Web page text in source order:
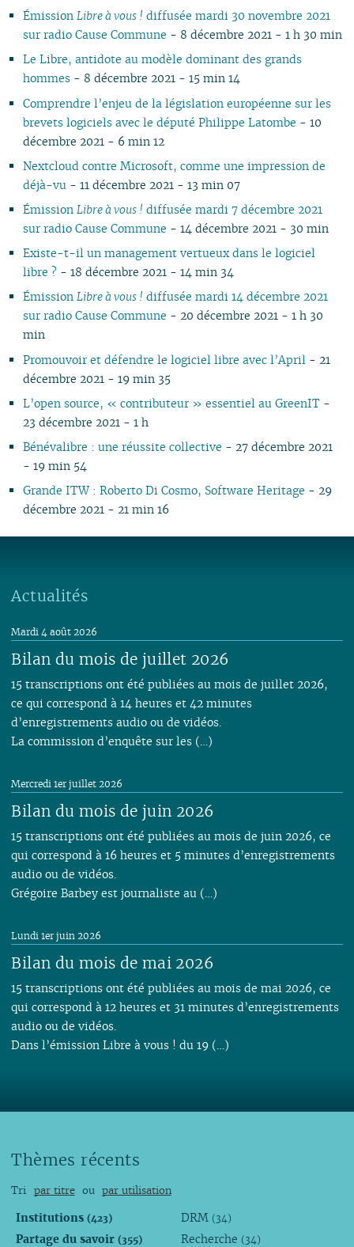
04
03
02
01
08
07
06
05
03
02
01
08
07
06
05
03
02
01
08
07
06
05
03
02
01
08
07
06
05
03
02
09
08
07
06
04
03
01
09
08
07
04
03
01
09
08
07
04
03
01
09
08
04
03
01
10
09
08
07
05
04
03
02
01
10
09
08
07
05
04
03
02
10
09
08
07
04
03
02
09
08
04
02
09
08
07
06
03
01
10
09
08
07
05
04
10
09
08
05
04
02
10
06
Émission Libre à vous ! diffusée mardi 30 novembre 2021
sur radio Cause Commune - 8 décembre 2021 - 1 h 30 min
Le Libre, antidote au modèle dominant des grands
hommes - 8 décembre 2021 - 15 min 14
Comprendre l’enjeu de la législation européenne sur les
brevets logiciels avec le député Philippe Latombe - 10
décembre 2021 - 6 min 12
Nextcloud contre Microsoft, comme une impression de
déjà-vu - 11 décembre 2021 - 13 min 07
Émission Libre à vous ! diffusée mardi 7 décembre 2021
sur radio Cause Commune - 14 décembre 2021 - 30 min
Existe-t-il un management vertueux dans le logiciel
libre ? - 18 décembre 2021 - 14 min 34
Émission Libre à vous ! diffusée mardi 14 décembre 2021
sur radio Cause Commune - 20 décembre 2021 - 1 h 30
min
Promouvoir et défendre le logiciel libre avec l’April - 21
décembre 2021 - 19 min 35
L’open source, « contributeur » essentiel au GreenIT -
23 décembre 2021 - 1 h
Bénévalibre : une réussite collective - 27 décembre 2021
- 19 min 54
Grande ITW : Roberto Di Cosmo, Software Heritage - 29
décembre 2021 - 21 min 16
Actualités
Bilan du mois de juillet 2026
Mardi 4 août 2026
15 transcriptions ont été publiées au mois de juillet 2026,
ce qui correspond à 14 heures et 42 minutes
d’enregistrements audio ou de vidéos.
La commission d’enquête sur les (…)
Bilan du mois de juin 2026
Mercredi 1er juillet 2026
15 transcriptions ont été publiées au mois de juin 2026, ce
qui correspond à 16 heures et 5 minutes d’enregistrements
audio ou de vidéos.
Grégoire Barbey est journaliste au (…)
Bilan du mois de mai 2026
Lundi 1er juin 2026
15 transcriptions ont été publiées au mois de mai 2026, ce
qui correspond à 12 heures et 31 minutes d’enregistrements
audio ou de vidéos.
Dans l’émission Libre à vous ! du 19 (…)
Thèmes récents
Tri par titre ou par utilisation
Institutions (423)
Partage du savoir (355)
DRM (34)
Recherche (34)